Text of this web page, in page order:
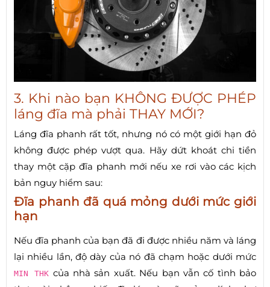
3. Khi nào bạn KHÔNG ĐƯỢC PHÉP
láng đĩa mà phải THAY MỚI?
Láng đĩa phanh rất tốt, nhưng nó có một giới hạn đỏ
không được phép vượt qua. Hãy dứt khoát chi tiền
thay một cặp đĩa phanh mới nếu xe rơi vào các kịch
bản nguy hiểm sau:
Đĩa phanh đã quá mỏng dưới mức giới
hạn
Nếu đĩa phanh của bạn đã đi được nhiều năm và láng
lại nhiều lần, độ dày của nó đã chạm hoặc dưới mức
MIN THK của nhà sản xuất. Nếu bạn vẫn cố tình bảo